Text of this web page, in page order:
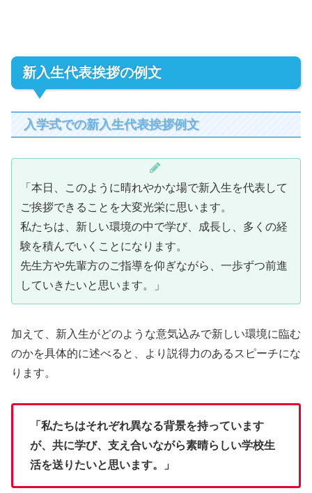
新入生代表挨拶の例文
入学式での新入生代表挨拶例文
「本日、このように晴れやかな場で新入生を代表して
ご挨拶できることを大変光栄に思います。
私たちは、新しい環境の中で学び、成長し、多くの経
験を積んでいくことになります。
先生方や先輩方のご指導を仰ぎながら、一歩ずつ前進
していきたいと思います。」
加えて、新入生がどのような意気込みで新しい環境に臨む
のかを具体的に述べると、より説得力のあるスピーチにな
ります。
「私たちはそれぞれ異なる背景を持っています
が、共に学び、支え合いながら素晴らしい学校生
活を送りたいと思います。」